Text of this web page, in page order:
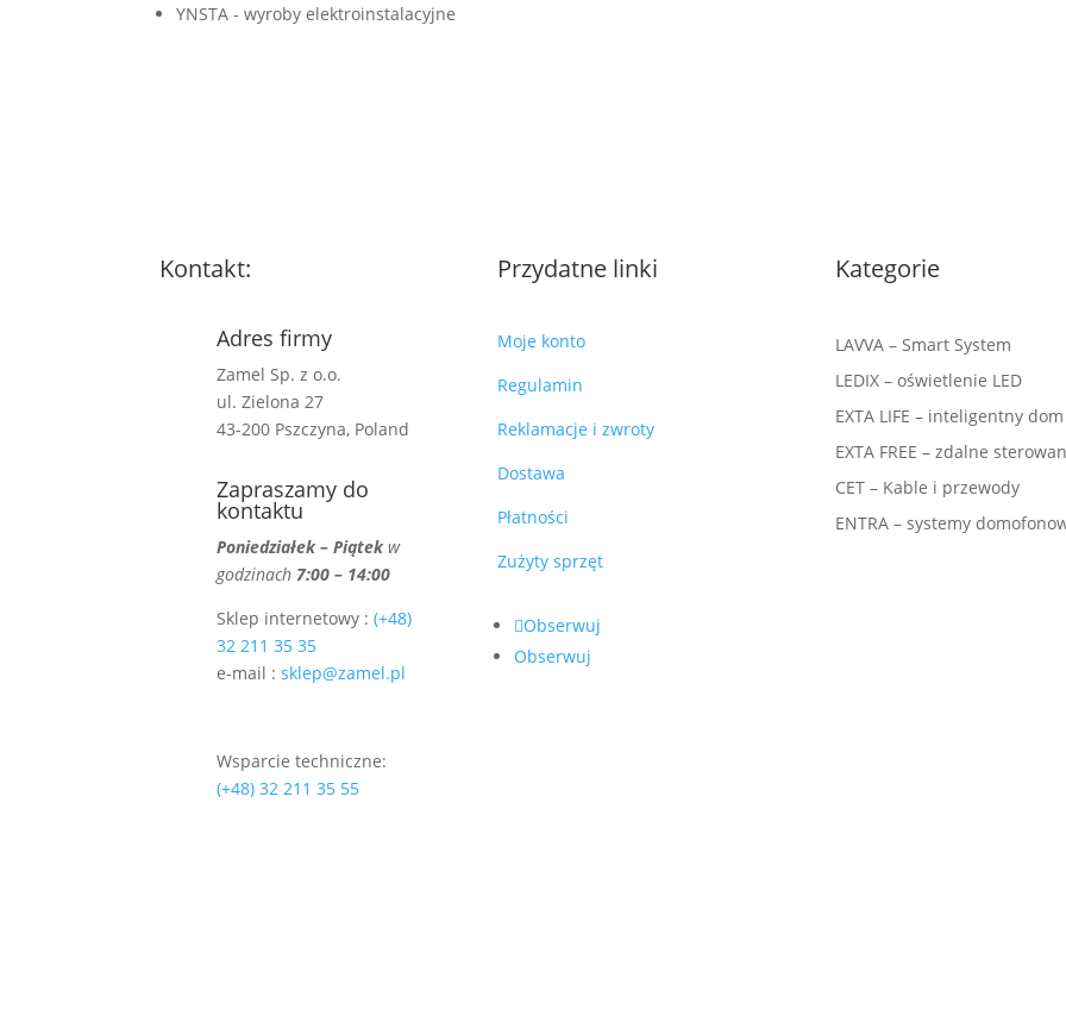
YNSTA - wyroby elektroinstalacyjne
Kontakt:
Adres firmy
Zamel Sp. z o.o.
ul. Zielona 27
43-200 Pszczyna, Poland
Zapraszamy do
kontaktu
Poniedziałek – Piątek w
godzinach7:00 – 14:00
Sklep internetowy : (+48)
32 211 35 35
e-mail : sklep@zamel.pl
Wsparcie techniczne:
(+48) 32 211 35 55
Przydatne linki
Moje konto
Regulamin
Reklamacje i zwroty
Dostawa
Płatności
Zużyty sprzęt
Obserwuj
Obserwuj
Kategorie
LAVVA – Smart System
LEDIX – oświetlenie LED
EXTA LIFE – inteligentny dom
EXTA FREE – zdalne
CET – Kable i przewody
ENTRA – systemy